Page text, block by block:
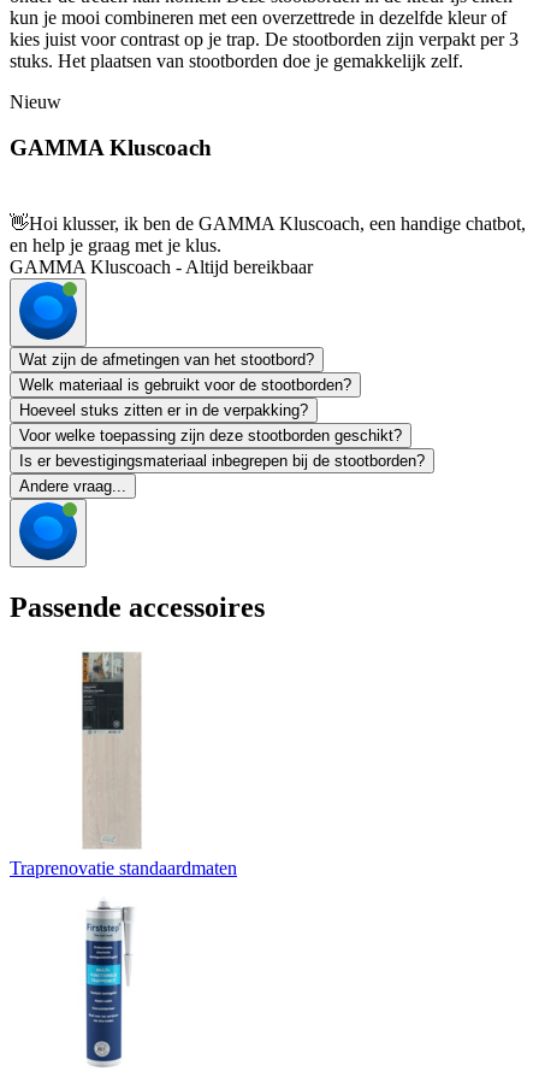
kun je mooi combineren met een overzettrede in dezelfde kleur of
kies juist voor contrast op je trap. De stootborden zijn verpakt per 3
stuks. Het plaatsen van stootborden doe je gemakkelijk zelf.
Nieuw
GAMMA Kluscoach
👋Hoi klusser, ik ben de GAMMA Kluscoach, een handige chatbot,
en help je graag met je klus.
GAMMA Kluscoach - Altijd bereikbaar
Wat zijn de afmetingen van het stootbord?
Welk materiaal is gebruikt voor de stootborden?
Hoeveel stuks zitten er in de verpakking?
Voor welke toepassing zijn deze stootborden geschikt?
Is er bevestigingsmateriaal inbegrepen bij de stootborden?
Andere vraag...
Passende accessoires
Traprenovatie standaardmaten